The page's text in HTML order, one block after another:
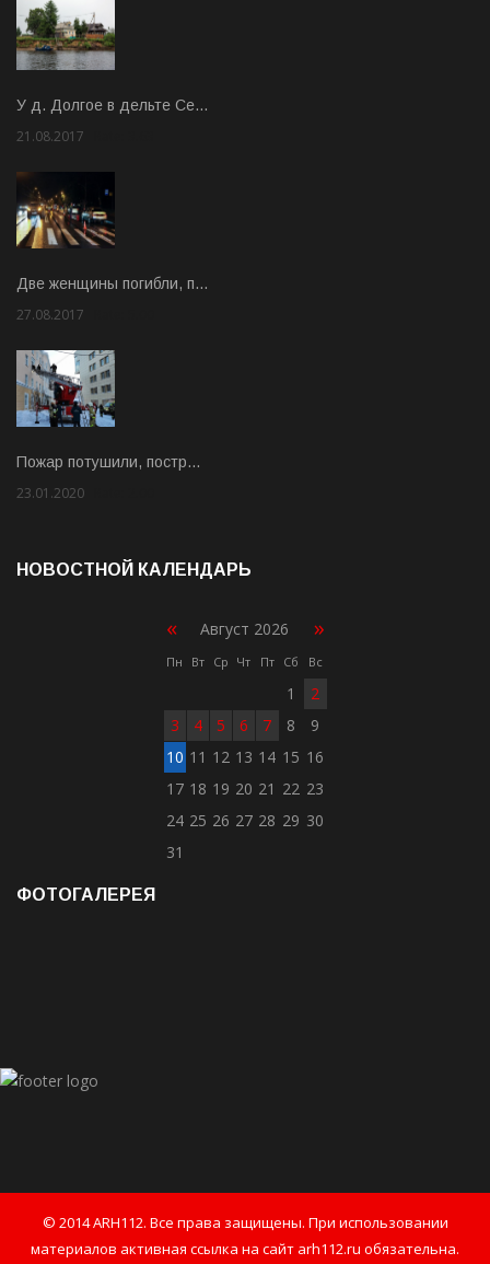
У д. Долгое в дельте Се…
21.08.2017
Две женщины погибли, п…
27.08.2017
Пожар потушили, постр…
23.01.2020
НОВОСТНОЙ КАЛЕНДАРЬ
« Август 2026 »
Пн Вт Ср Чт Пт Сб Вс
1
2
3
4 5 6 7 8
9
10 11 12 13 14 15 16
17 18 19 20 21 22 23
24 25 26 27 28 29 30
31
ФОТОГАЛЕРЕЯ
© 2014 ARH112. Все права защищены. При использовании
материалов активная ссылка на сайт arh112.ru обязательна.